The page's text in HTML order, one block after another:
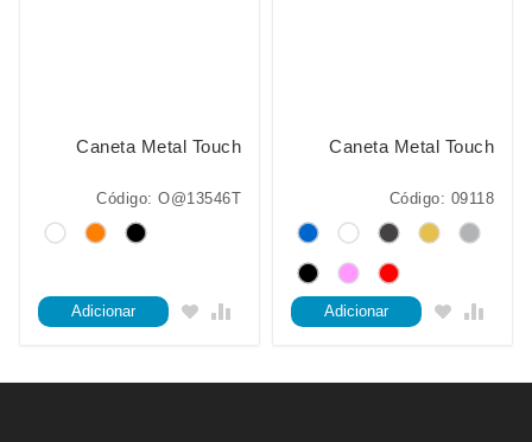
Caneta Metal Touch
Código: O@13546T
Adicionar
Caneta Metal Touch
Código: 09118
Adicionar